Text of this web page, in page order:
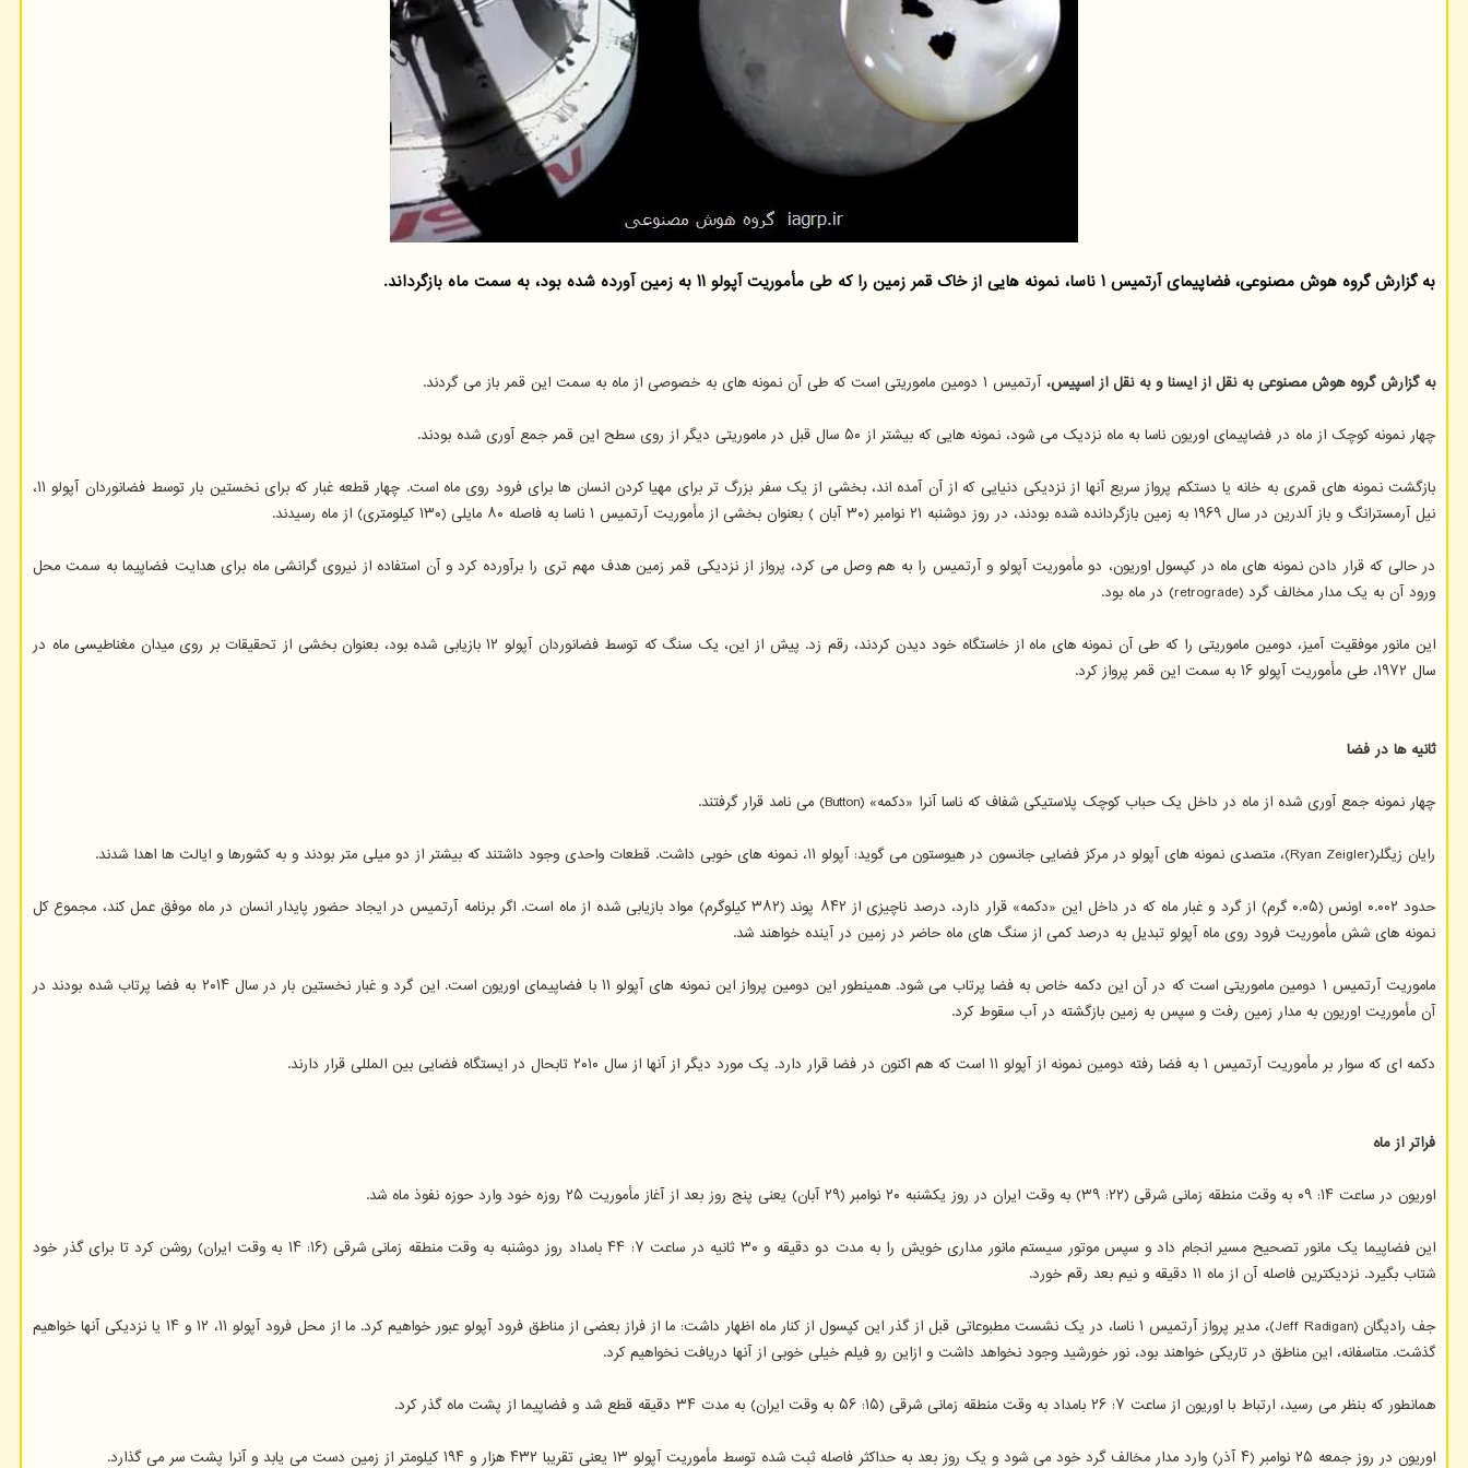
به گزارش گروه هوش مصنوعی، فضاپیمای آرتمیس ۱ ناسا، نمونه هایی از خاک قمر زمین را که طی مأموریت آپولو ۱۱ به زمین آورده شده بود، به سمت ماه بازگرداند.
به گزارش گروه هوش مصنوعی به نقل از ایسنا و به نقل از اسپیس،آرتمیس ۱ دومین ماموریتی است که طی آن نمونه های به خصوصی از ماه به سمت این قمر باز می گردند.
چهار نمونه کوچک از ماه در فضاپیمای اوریون ناسا به ماه نزدیک می شود، نمونه هایی که بیشتر از ۵۰ سال قبل در ماموریتی دیگر از روی سطح این قمر جمع آوری شده بودند.
بازگشت نمونه های قمری به خانه یا دستکم پرواز سریع آنها از نزدیکی دنیایی که از آن آمده اند، بخشی از یک سفر بزرگ تر برای مهیا کردن انسان ها برای فرود روی ماه است. چهار قطعه غبار که برای نخستین بار توسط فضانوردان آپولو ۱۱،
نیل آرمسترانگ و باز آلدرین در سال ۱۹۶۹ به زمین بازگردانده شده بودند، در روز دوشنبه ۲۱ نوامبر (۳۰ آبان ) بعنوان بخشی از مأموریت آرتمیس ۱ ناسا به فاصله ۸۰ مایلی (۱۳۰ کیلومتری) از ماه رسیدند.
در حالی که قرار دادن نمونه های ماه در کپسول اوریون، دو مأموریت آپولو و آرتمیس را به هم وصل می کرد، پرواز از نزدیکی قمر زمین هدف مهم تری را برآورده کرد و آن استفاده از نیروی گرانشی ماه برای هدایت فضاپیما به سمت محل
ورود آن به یک مدار مخالف گرد (retrograde) در ماه بود.
این مانور موفقیت آمیز، دومین ماموریتی را که طی آن نمونه های ماه از خاستگاه خود دیدن کردند، رقم زد. پیش از این، یک سنگ که توسط فضانوردان آپولو ۱۲ بازیابی شده بود، بعنوان بخشی از تحقیقات بر روی میدان مغناطیسی ماه در
سال ۱۹۷۲، طی مأموریت آپولو ۱۶ به سمت این قمر پرواز کرد.
ثانیه ها در فضا
چهار نمونه جمع آوری شده از ماه در داخل یک حباب کوچک پلاستیکی شفاف که ناسا آنرا «دکمه» (Button) می نامد قرار گرفتند.
رایان زیگلر(Ryan Zeigler)، متصدی نمونه های آپولو در مرکز فضایی جانسون در هیوستون می گوید: آپولو ۱۱، نمونه های خوبی داشت. قطعات واحدی وجود داشتند که بیشتر از دو میلی متر بودند و به کشورها و ایالت ها اهدا شدند.
حدود ۰.۰۰۲ اونس (۰.۰۵ گرم) از گرد و غبار ماه که در داخل این «دکمه» قرار دارد، درصد ناچیزی از ۸۴۲ پوند (۳۸۲ کیلوگرم) مواد بازیابی شده از ماه است. اگر برنامه آرتمیس در ایجاد حضور پایدار انسان در ماه موفق عمل کند، مجموع کل
نمونه های شش مأموریت فرود روی ماه آپولو تبدیل به درصد کمی از سنگ های ماه حاضر در زمین در آینده خواهند شد.
ماموریت آرتمیس ۱ دومین ماموریتی است که در آن این دکمه خاص به فضا پرتاب می شود. همینطور این دومین پرواز این نمونه های آپولو ۱۱ با فضاپیمای اوریون است. این گرد و غبار نخستین بار در سال ۲۰۱۴ به فضا پرتاب شده بودند در
آن مأموریت اوریون به مدار زمین رفت و سپس به زمین بازگشته در آب سقوط کرد.
دکمه ای که سوار بر مأموریت آرتمیس ۱ به فضا رفته دومین نمونه از آپولو ۱۱ است که هم اکنون در فضا قرار دارد. یک مورد دیگر از آنها از سال ۲۰۱۰ تابحال در ایستگاه فضایی بین المللی قرار دارند.
فراتر از ماه
اوریون در ساعت ۱۴: ۰۹ به وقت منطقه زمانی شرقی (۲۲: ۳۹) به وقت ایران در روز یکشنبه ۲۰ نوامبر (۲۹ آبان) یعنی پنج روز بعد از آغاز مأموریت ۲۵ روزه خود وارد حوزه نفوذ ماه شد.
این فضاپیما یک مانور تصحیح مسیر انجام داد و سپس موتور سیستم مانور مداری خویش را به مدت دو دقیقه و ۳۰ ثانیه در ساعت ۷: ۴۴ بامداد روز دوشنبه به وقت منطقه زمانی شرقی (۱۶: ۱۴ به وقت ایران) روشن کرد تا برای گذر خود
شتاب بگیرد. نزدیکترین فاصله آن از ماه ۱۱ دقیقه و نیم بعد رقم خورد.
جف رادیگان (Jeff Radigan)، مدیر پرواز آرتمیس ۱ ناسا، در یک نشست مطبوعاتی قبل از گذر این کپسول از کنار ماه اظهار داشت: ما از فراز بعضی از مناطق فرود آپولو عبور خواهیم کرد. ما از محل فرود آپولو ۱۱، ۱۲ و ۱۴ یا نزدیکی آنها خواهیم
گذشت. متاسفانه، این مناطق در تاریکی خواهند بود، نور خورشید وجود نخواهد داشت و ازاین رو فیلم خیلی خوبی از آنها دریافت نخواهیم کرد.
همانطور که بنظر می رسید، ارتباط با اوریون از ساعت ۷: ۲۶ بامداد به وقت منطقه زمانی شرقی (۱۵: ۵۶ به وقت ایران) به مدت ۳۴ دقیقه قطع شد و فضاپیما از پشت ماه گذر کرد.
اوریون در روز جمعه ۲۵ نوامبر (۴ آذر) وارد مدار مخالف گرد خود می شود و یک روز بعد به حداکثر فاصله ثبت شده توسط مأموریت آپولو ۱۳ یعنی تقریبا ۴۳۲ هزار و ۱۹۴ کیلومتر از زمین دست می یابد و آنرا پشت سر می گذارد.